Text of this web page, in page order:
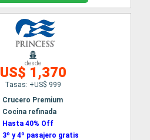
desde
US$ 1,370
Tasas: +US$ 999
Crucero Premium
Cocina refinada
Hasta 40% Off
3º y 4º pasajero gratis